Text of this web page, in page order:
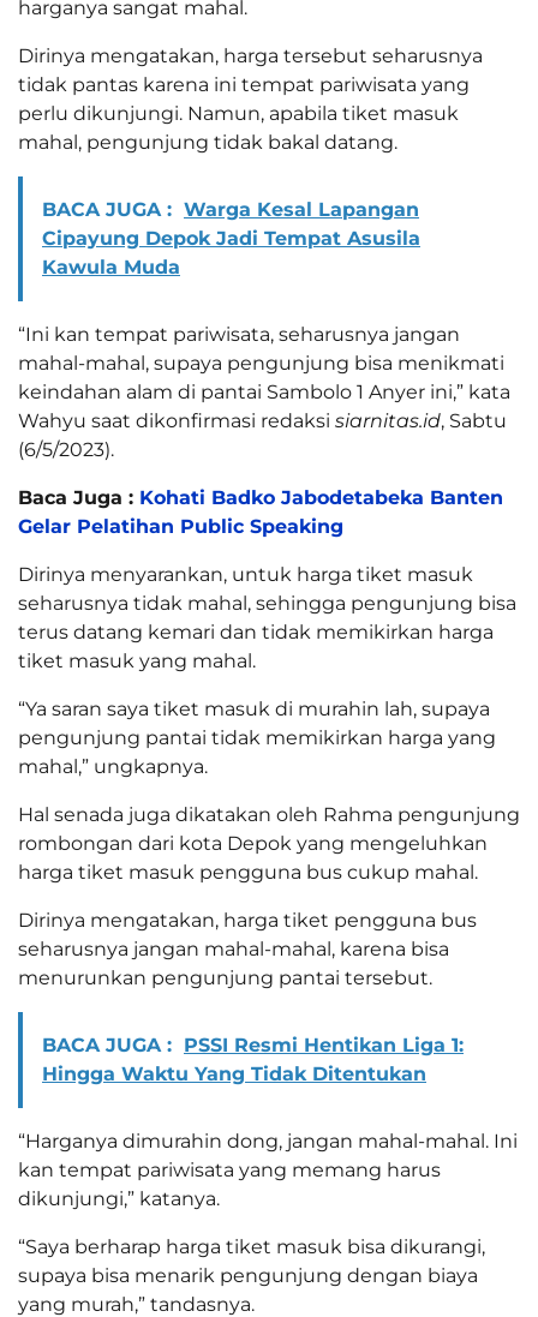
harganya sangat mahal.
Dirinya mengatakan, harga tersebut seharusnya
tidak pantas karena ini tempat pariwisata yang
perlu dikunjungi. Namun, apabila tiket masuk
mahal, pengunjung tidak bakal datang.
BACA JUGA : Warga Kesal Lapangan
Cipayung Depok Jadi Tempat Asusila
Kawula Muda
“Ini kan tempat pariwisata, seharusnya jangan
mahal-mahal, supaya pengunjung bisa menikmati
keindahan alam di pantai Sambolo 1 Anyer ini,” kata
Wahyu saat dikonfirmasi redaksi siarnitas.id, Sabtu
(6/5/2023).
Baca Juga : Kohati Badko Jabodetabeka Banten
Gelar Pelatihan Public Speaking
Dirinya menyarankan, untuk harga tiket masuk
seharusnya tidak mahal, sehingga pengunjung bisa
terus datang kemari dan tidak memikirkan harga
tiket masuk yang mahal.
“Ya saran saya tiket masuk di murahin lah, supaya
pengunjung pantai tidak memikirkan harga yang
mahal,” ungkapnya.
Hal senada juga dikatakan oleh Rahma pengunjung
rombongan dari kota Depok yang mengeluhkan
harga tiket masuk pengguna bus cukup mahal.
Dirinya mengatakan, harga tiket pengguna bus
seharusnya jangan mahal-mahal, karena bisa
menurunkan pengunjung pantai tersebut.
BACA JUGA : PSSI Resmi Hentikan Liga 1:
Hingga Waktu Yang Tidak Ditentukan
“Harganya dimurahin dong, jangan mahal-mahal. Ini
kan tempat pariwisata yang memang harus
dikunjungi,” katanya.
“Saya berharap harga tiket masuk bisa dikurangi,
supaya bisa menarik pengunjung dengan biaya
yang murah,” tandasnya.